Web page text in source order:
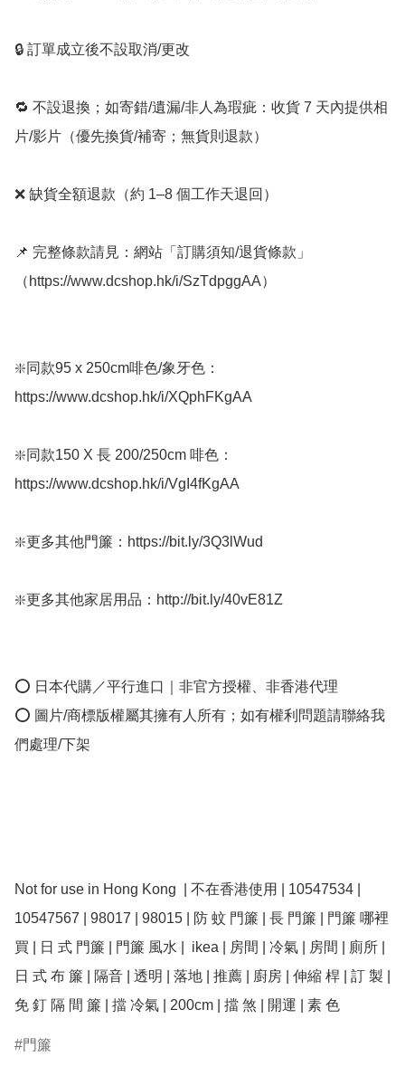
🔒 訂單成立後不設取消/更改
🔁 不設退換；如寄錯/遺漏/非人為瑕疵：收貨 7 天內提供相
片/影片（優先換貨/補寄；無貨則退款）
❌ 缺貨全額退款（約 1–8 個工作天退回）
📌 完整條款請見：網站「訂購須知/退貨條款」
（https://www.dcshop.hk/i/SzTdpggAA）
❇️同款95 x 250cm啡色/象牙色：
https://www.dcshop.hk/i/XQphFKgAA
❇️同款150 X 長 200/250cm 啡色：
https://www.dcshop.hk/i/VgI4fKgAA
❇️更多其他門簾：https://bit.ly/3Q3lWud
❇️更多其他家居用品：http://bit.ly/40vE81Z
⭕ 日本代購／平行進口｜非官方授權、非香港代理
⭕ 圖片/商標版權屬其擁有人所有；如有權利問題請聯絡我
們處理/下架
Not for use in Hong Kong  | 不在香港使用 | 10547534 |
10547567 | 98017 | 98015 | 防 蚊 門簾 | 長 門簾 | 門簾 哪裡
買 | 日 式 門簾 | 門簾 風水 |  ikea | 房間 | 冷氣 | 房間 | 廁所 |
日 式 布 簾 | 隔音 | 透明 | 落地 | 推薦 | 廚房 | 伸縮 桿 | 訂 製 |
免 釘 隔 間 簾 | 擋 冷氣 | 200cm | 擋 煞 | 開運 | 素 色
門簾